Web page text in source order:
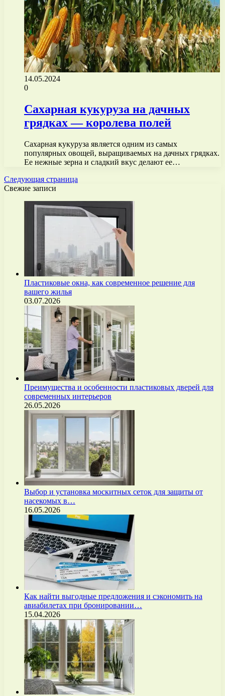
14.05.2024
0
Сахарная кукуруза на дачных
грядках — королева полей
Сахарная кукуруза является одним из самых
популярных овощей, выращиваемых на дачных грядках.
Ее нежные зерна и сладкий вкус делают ее…
Следующая страница
Свежие записи
Пластиковые окна, как современное решение для
вашего жилья
03.07.2026
Преимущества и особенности пластиковых дверей для
современных интерьеров
26.05.2026
Выбор и установка москитных сеток для защиты от
насекомых в…
16.05.2026
Как найти выгодные предложения и сэкономить на
авиабилетах при бронировании…
15.04.2026